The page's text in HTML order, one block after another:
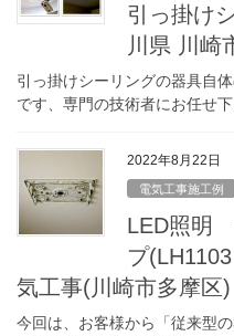
引っ掛け
川県 川崎
引っ掛けシーリングの器具自
です、専門の技術者にお任せ
2022年8月22日
電気工事施工例
LED照明
プ
気工事(川崎市多摩区)
今回は、お客様から「従来型